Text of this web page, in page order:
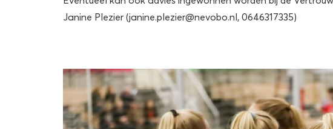
Janine Plezier (janine.plezier@nevobo.nl, 0646317335)